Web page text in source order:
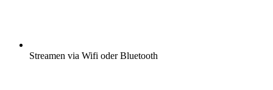
Streamen via Wifi oder Bluetooth